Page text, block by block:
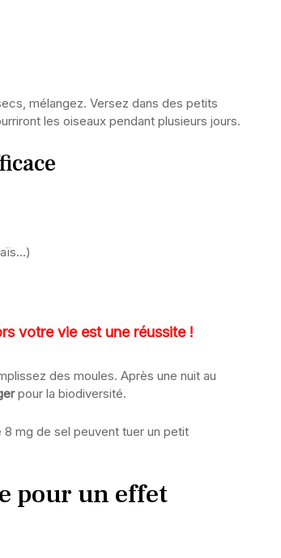
mélangez. Versez dans des petits
les oiseaux pendant plusieurs jours.
votre vie est une réussite !
des moules. Après une nuit au
pour la biodiversité.
mg de sel peuvent tuer un petit
pour un effet